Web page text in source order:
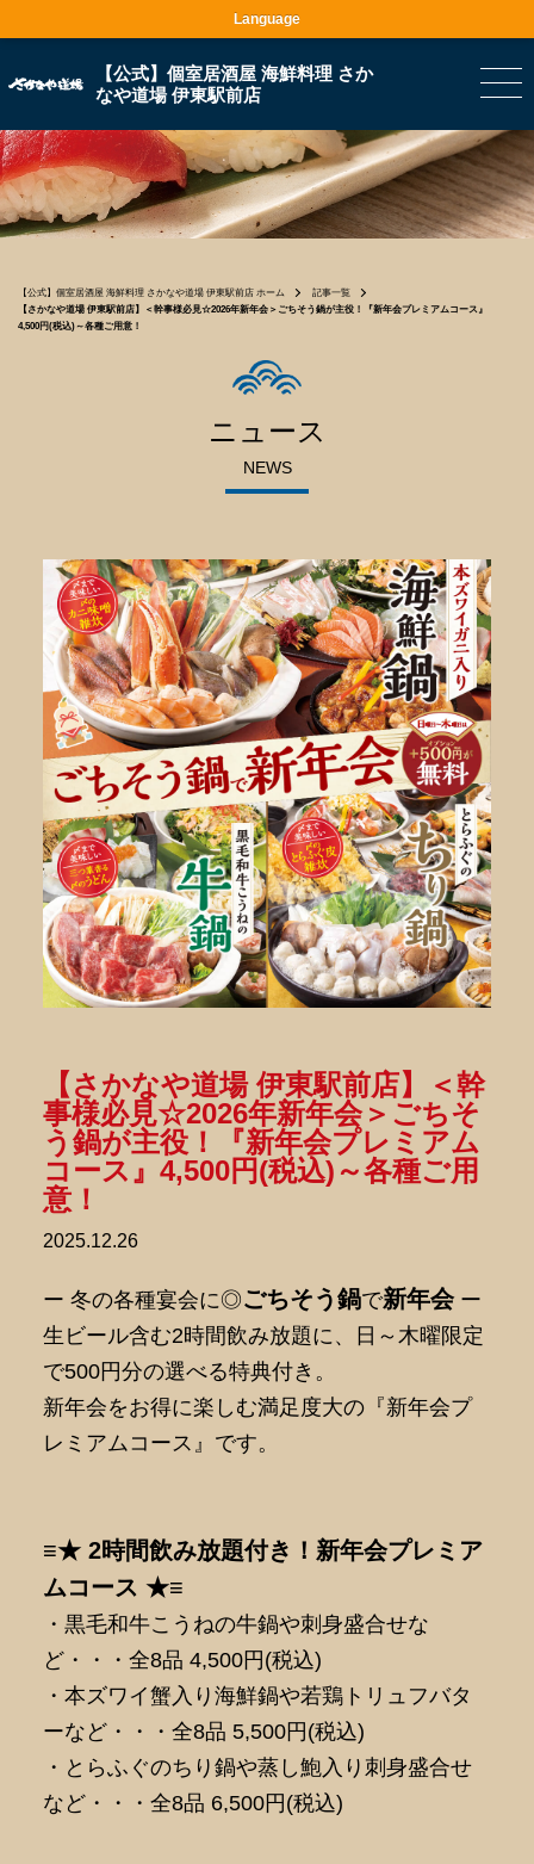
【公式】個室居酒屋 海鮮料理 さか
なや道場 伊東駅前店
【公式】個室居酒屋 海鮮料理 さかなや道場 伊東駅前店 ホーム
記事一覧
【さかなや道場 伊東駅前店】＜幹事様必見☆2026年新年会＞ごちそう鍋が主役！『新年会プレミアムコース』
4,500円(税込)～各種ご用意！
ニュース
NEWS
2025.12.26
【さかなや道場 伊東駅前店】＜幹
事様必見☆2026年新年会＞ごちそ
う鍋が主役！『新年会プレミアム
コース』4,500円(税込)～各種ご用
意！
ー 冬の各種宴会に◎ごちそう鍋で新年会ー
生ビール含む2時間飲み放題に、日～木曜限定
で500円分の選べる特典付き。
新年会をお得に楽しむ満足度大の『新年会プ
レミアムコース』です。
≡★ 2時間飲み放題付き！新年会プレミア
ムコース ★≡
・黒毛和牛こうねの牛鍋や刺身盛合せな
ど・・・全8品 4,500円(税込)
・本ズワイ蟹入り海鮮鍋や若鶏トリュフバタ
ーなど・・・全8品 5,500円(税込)
・とらふぐのちり鍋や蒸し鮑入り刺身盛合せ
など・・・全8品 6,500円(税込)
Language